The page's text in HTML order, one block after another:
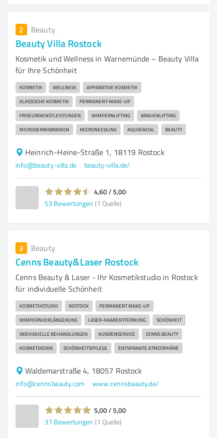
2 Beauty
Beauty Villa Rostock
Kosmetik und Wellness in Warnemünde – Beauty Villa
für Ihre Schönheit
KOSMETIK WELLNESS APPARATIVE KOSMETIK
KLASSISCHE KOSMETIK PERMANENT-MAKE-UP
FRISEURDIENSTLEISTUNGEN WIMPERNLIFTING BRAUENLIFTING
MICRODERMABRASION MICRONEEDLING AQUAFACIAL BEAUTY
Heinrich-Heine-Straße 1, 18119 Rostock
info@beauty-villa.de beauty-villa.de/
4,60 / 5,00
53 Bewertungen (1 Quelle)
3 Beauty
Cenns Beauty&Laser Rostock
Cenns Beauty & Laser - Ihr Kosmetikstudio in Rostock
für individuelle Schönheit
KOSMETIKSTUDIO ROSTOCK PERMANENT MAKE-UP
WIMPERNVERLÄNGERUNG LASER-HAARENTFERNUNG SCHÖNHEIT
INDIVIDUELLE BEHANDLUNGEN KUNDENSERVICE CENNS BEAUTY
KOSMETIKERIN SCHÖNHEITSPFLEGE ENTSPANNTE ATMOSPHÄRE
Waldemarstraße 4, 18057 Rostock
info@cennsbeauty.com www.cennsbeauty.de/
5,00 / 5,00
37 Bewertungen (1 Quelle)